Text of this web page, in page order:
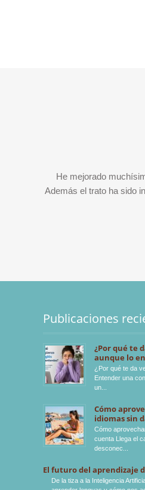
He mejorado
Además el trato ha sido
Publicaciones
¿Por qué te
aunque lo
¿Por qué te da
Entender una
un
Cómo
idiomas sin
Cómo
cuenta Llega el
desconec
El futuro del aprendizaje
De la tiza a la Inteligencia